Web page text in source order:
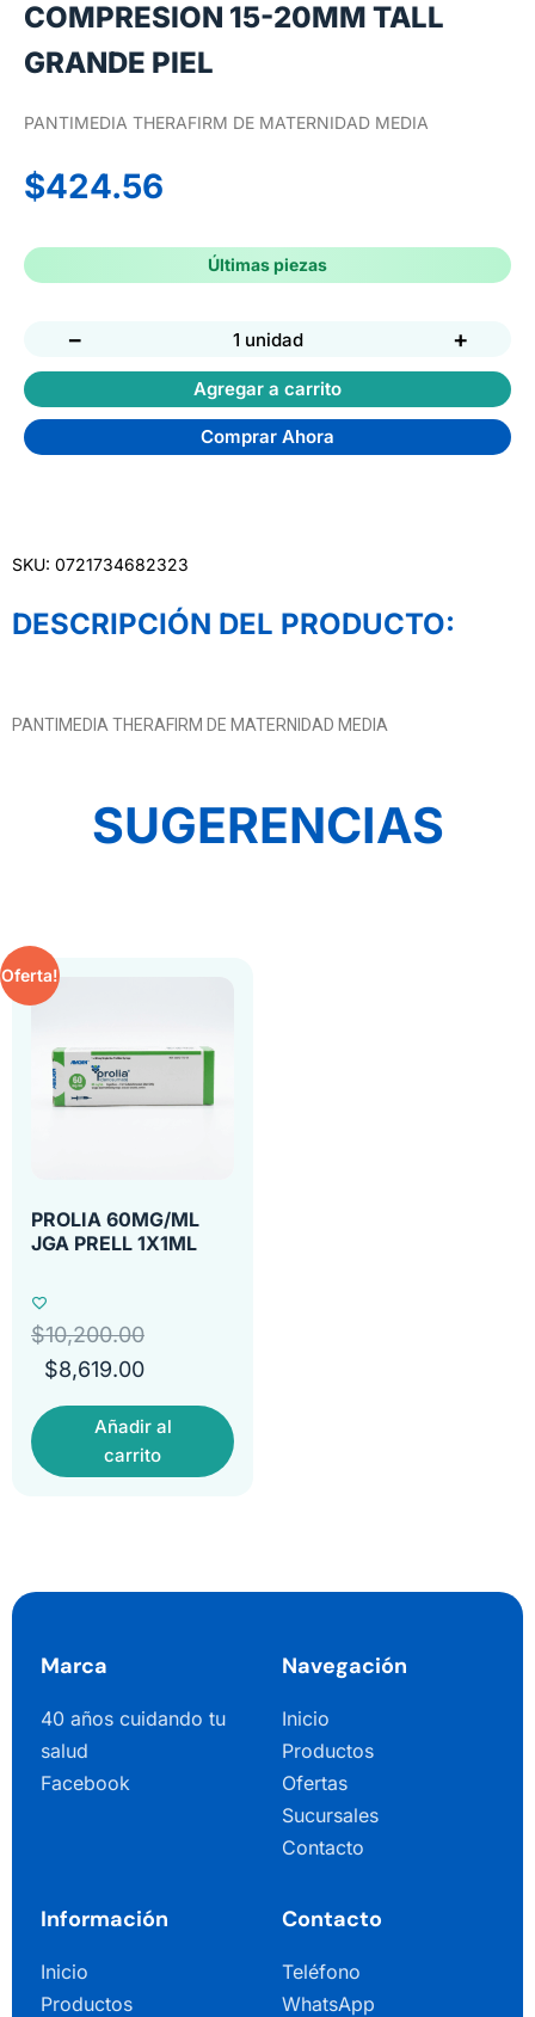
COMPRESION 15-20MM TALL
GRANDE PIEL
PANTIMEDIA THERAFIRM DE MATERNIDAD MEDIA
$424.56
Últimas piezas
− 1 unidad +
Agregar a carrito
Comprar Ahora
SKU: 0721734682323
DESCRIPCIÓN DEL PRODUCTO:
PANTIMEDIA THERAFIRM DE MATERNIDAD MEDIA
SUGERENCIAS
Oferta!
PROLIA 60MG/ML
JGA PRELL 1X1ML
$10,200.00
$8,619.00
Añadir al
carrito
Marca
40 años cuidando tu
salud
Facebook
Navegación
Inicio
Productos
Ofertas
Sucursales
Contacto
Información
Inicio
Productos
Contacto
Teléfono
WhatsApp